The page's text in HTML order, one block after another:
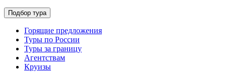
Горящие предложения
Туры по России
Туры за границу
Агентствам
Круизы